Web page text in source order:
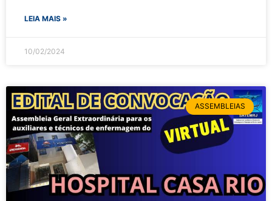
LEIA MAIS »
10/02/2024
ASSEMBLEIAS